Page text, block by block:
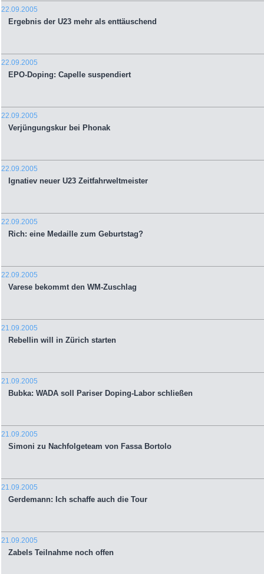
22.09.2005
Ergebnis der U23 mehr als enttäuschend
22.09.2005
EPO-Doping: Capelle suspendiert
22.09.2005
Verjüngungskur bei Phonak
22.09.2005
Ignatiev neuer U23 Zeitfahrweltmeister
22.09.2005
Rich: eine Medaille zum Geburtstag?
22.09.2005
Varese bekommt den WM-Zuschlag
21.09.2005
Rebellin will in Zürich starten
21.09.2005
Bubka: WADA soll Pariser Doping-Labor schließen
21.09.2005
Simoni zu Nachfolgeteam von Fassa Bortolo
21.09.2005
Gerdemann: Ich schaffe auch die Tour
21.09.2005
Zabels Teilnahme noch offen